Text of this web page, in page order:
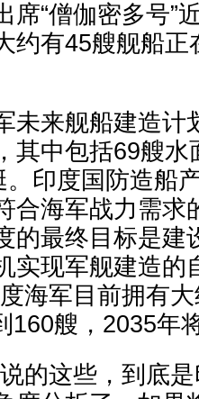
席“僧伽密多号”
约有45艘舰船
未来舰船建造计
其中包括69艘
印度国防造船
合海军战力需求
的最终目标是建
实现军舰建造的
海军目前拥有
160艘，2035年
的这些，到底